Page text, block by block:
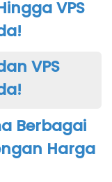
VPS
VPS
Berbagai
Harga